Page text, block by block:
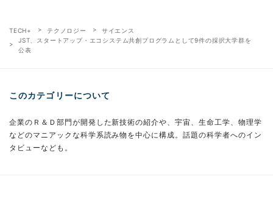
TECH+ テクノロジー
サイエンス
JST、スタートアップ・エコシステム共創プログラムとして9件の採択大学群を
公表
このカテゴリーについて
企業のＲ＆Ｄ部門が開発した新技術の紹介や、宇宙、生命工学、物理学
などのマニアックな科学系読み物を中心に構成。話題の科学者へのイン
タビューなども。